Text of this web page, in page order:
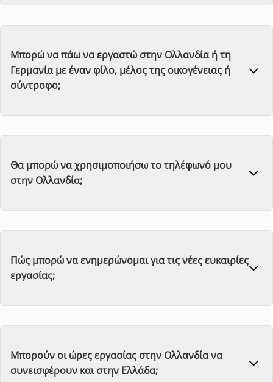
Μπορώ να πάω να εργαστώ στην Ολλανδία ή τη
Γερμανία με έναν φίλο, μέλος της οικογένειας ή
σύντροφο;
Θα μπορώ να χρησιμοποιήσω το τηλέφωνό μου
στην Ολλανδία;
Πώς μπορώ να ενημερώνομαι για τις νέες ευκαιρίες
εργασίας;
Μπορούν οι ώρες εργασίας στην Ολλανδία να
συνεισφέρουν και στην Ελλάδα;